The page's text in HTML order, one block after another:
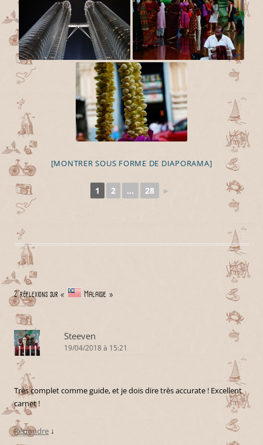
[MONTRER SOUS FORME DE DIAPORAMA]
1 2 ... 28 ►
2 réflexions sur « Malaisie »
Steeven
19/04/2018 à 15:21
Très complet comme guide, et je dois dire très accurate ! Excellent
carnet !
Répondre ↓